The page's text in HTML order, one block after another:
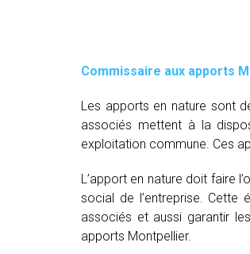
Commissaire aux apports
Les apports en nature sont
associés mettent à la
exploitation commune. Ces
L’apport en nature doit faire
social de l’entreprise. Cette
associés et aussi garantir
apports Montpellier.